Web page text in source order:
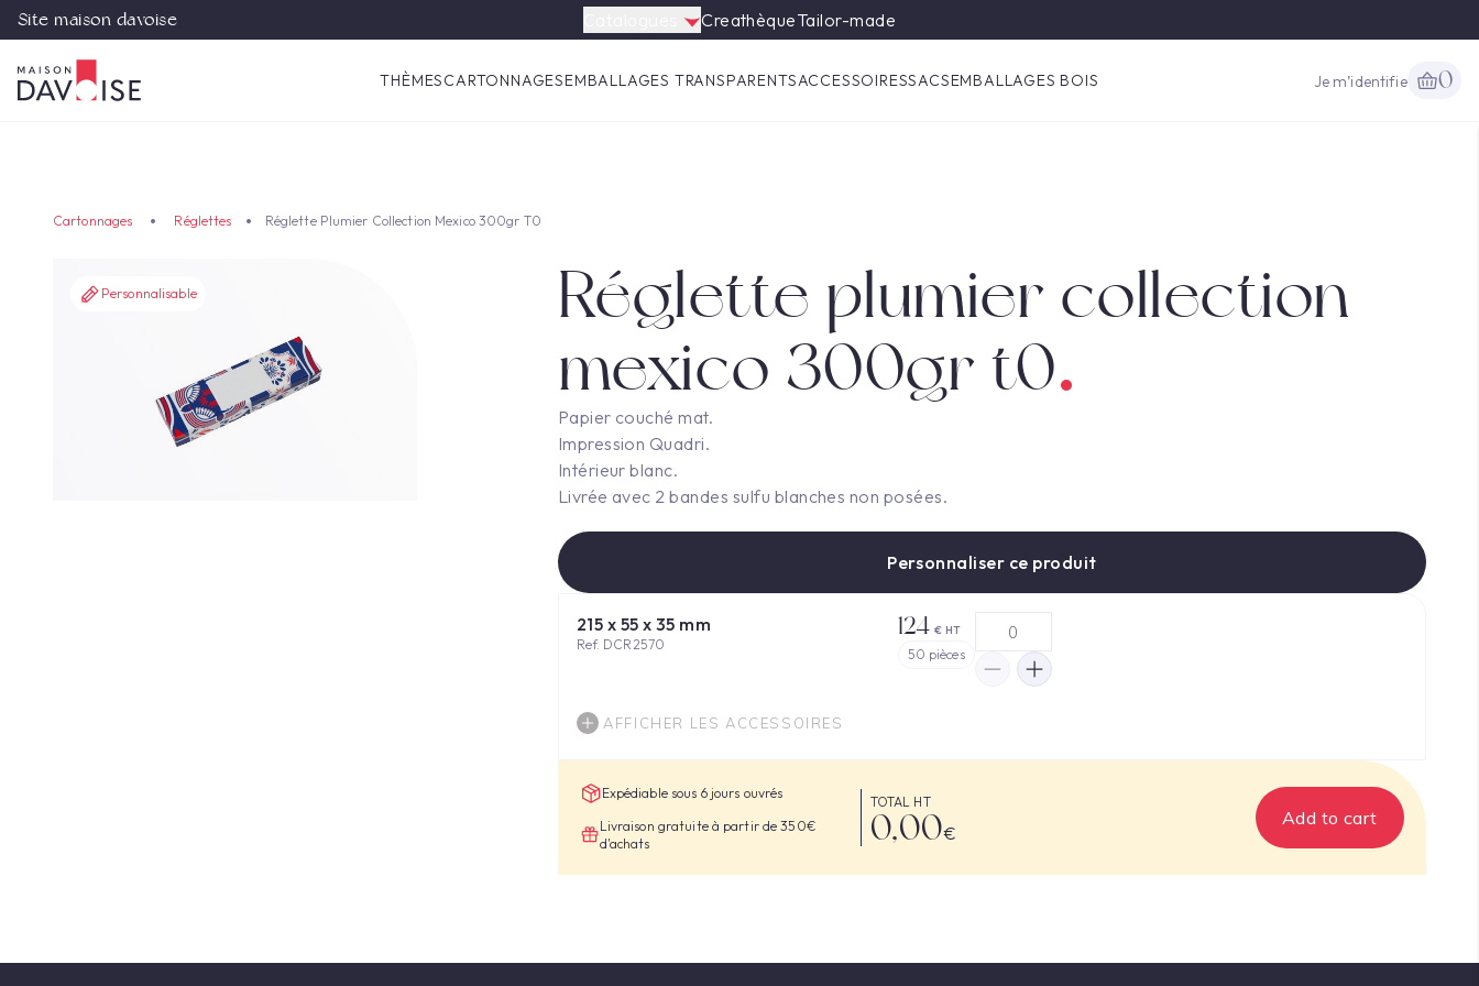
Site maison davoise CreathèqueTailor-made
THÈMESCARTONNAGESEMBALLAGES TRANSPARENTSACCESSOIRESSACSEMBALLAGES BOIS Je m’identifie 0
Cartonnages Réglettes Réglette Plumier Collection Mexico 300gr T0
Personnalisable
Réglette plumier collection
mexico 300gr t0
Papier couché mat.
Impression Quadri.
Intérieur blanc.
Livrée avec 2 bandes sulfu blanches non posées.
Personnaliser ce produit
215 x 55 x 35 mm
Ref. DCR2570
124 € HT
50 pièces
AFFICHER LES ACCESSOIRES
Expédiable sous 6 jours ouvrés
Livraison gratuite à partir de 350€
d'achats
TOTAL HT
0,00€
Add to cart